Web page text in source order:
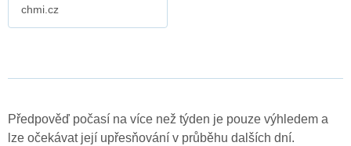
chmi.cz
Předpověď počasí na více než týden je pouze výhledem a
lze očekávat její upřesňování v průběhu dalších dní.